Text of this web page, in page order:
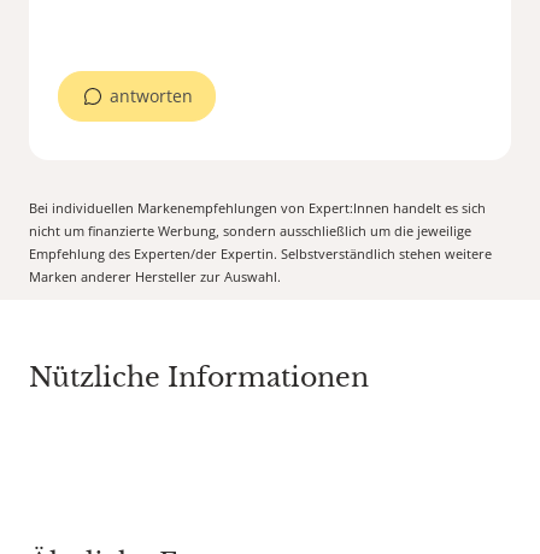
antworten
Bei individuellen Markenempfehlungen von Expert:Innen handelt es sich
nicht um finanzierte Werbung, sondern ausschließlich um die jeweilige
Empfehlung des Experten/der Expertin. Selbstverständlich stehen weitere
Marken anderer Hersteller zur Auswahl.
Nützliche Informationen